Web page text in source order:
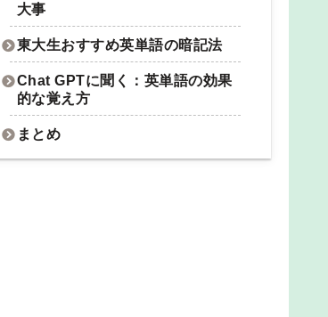
大事
東大生おすすめ英単語の暗記法
Chat GPTに聞く：英単語の効果
的な覚え方
まとめ